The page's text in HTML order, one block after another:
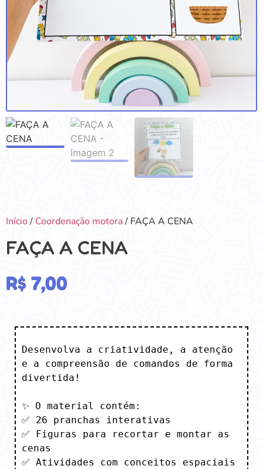
Início/ Coordenação motora/ FAÇA A CENA
FAÇA A CENA
R$ 7,00
Desenvolva a criatividade, a atenção
e a compreensão de comandos de forma
divertida!
✨ O material contém:
✅ 26 pranchas interativas
✅ Figuras para recortar e montar as
cenas
✅ Atividades com conceitos espaciais